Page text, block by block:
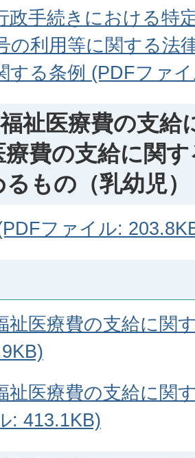
政手続きにおける特
の利用等に関する法
する条例 (PDFファ
祉医療費の支給
療費の支給に関
もの（乳幼児）
ファイル:
祉医療費の支給に関
祉医療費の支給に関
: 413.1KB)